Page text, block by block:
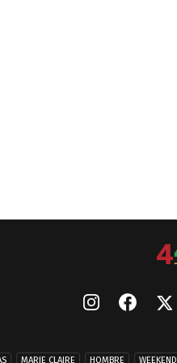
MARIE CLAIRE HOMBRE WEEKEND